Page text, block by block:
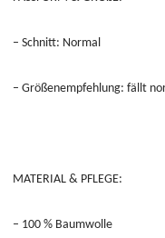
– Schnitt: Normal
– Größenempfehlung: fällt
MATERIAL & PFLEGE:
– 100 % Baumwolle